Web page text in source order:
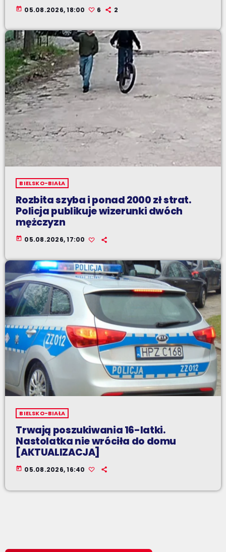
today 05.08.2026, 18:00 6 2
BIELSKO-BIAŁA
Rozbita szyba i ponad 2000 zł strat.
Policja publikuje wizerunki dwóch
mężczyzn
today 05.08.2026, 17:00
BIELSKO-BIAŁA
Trwają poszukiwania 16-latki.
Nastolatka nie wróciła do domu
[AKTUALIZACJA]
today 05.08.2026, 16:40